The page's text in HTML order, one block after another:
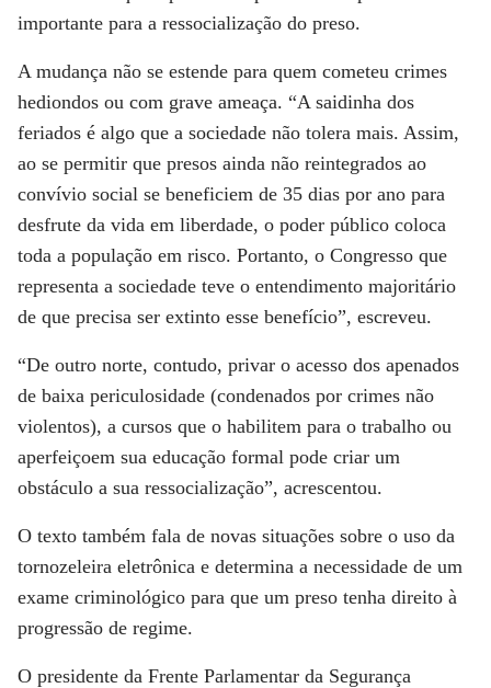
importante para a ressocialização do preso.
A mudança não se estende para quem cometeu crimes
hediondos ou com grave ameaça. “A saidinha dos
feriados é algo que a sociedade não tolera mais. Assim,
ao se permitir que presos ainda não reintegrados ao
convívio social se beneficiem de 35 dias por ano para
desfrute da vida em liberdade, o poder público coloca
toda a população em risco. Portanto, o Congresso que
representa a sociedade teve o entendimento majoritário
de que precisa ser extinto esse benefício”, escreveu.
“De outro norte, contudo, privar o acesso dos apenados
de baixa periculosidade (condenados por crimes não
violentos), a cursos que o habilitem para o trabalho ou
aperfeiçoem sua educação formal pode criar um
obstáculo a sua ressocialização”, acrescentou.
O texto também fala de novas situações sobre o uso da
tornozeleira eletrônica e determina a necessidade de um
exame criminológico para que um preso tenha direito à
progressão de regime.
O presidente da Frente Parlamentar da Segurança